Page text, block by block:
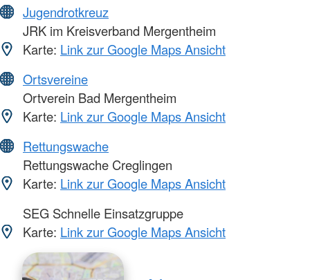
Jugendrotkreuz
JRK im Kreisverband Mergentheim
Karte: Link zur Google Maps Ansicht
Ortsvereine
Ortverein Bad Mergentheim
Karte: Link zur Google Maps Ansicht
Rettungswache
Rettungswache Creglingen
Karte: Link zur Google Maps Ansicht
SEG Schnelle Einsatzgruppe
Karte: Link zur Google Maps Ansicht